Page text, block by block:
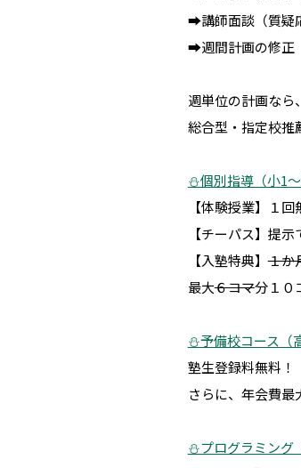
➡講師面談（質疑
➡週間計画の修正
週単位の計画なら
総合型・指定校推
⛄個別指導（小1
【体験授業】１回
【チーパス】提
【入塾特典】１か
最大６コマ分１０
⛄予備校コース（
塾生登録料無料！
さらに、年会費最
⛄プログラミング